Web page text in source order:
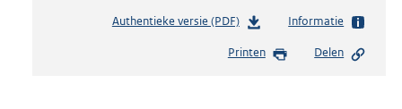
Authentieke versie (PDF)b
s
Informatie
Printen Delen